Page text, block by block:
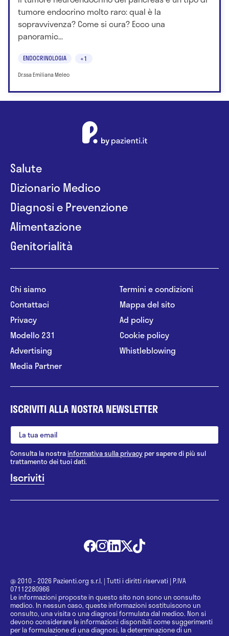
tumore endocrino molto raro: qual è la
sopravvivenza? Come si cura? Ecco una
panoramic...
ENDOCRINOLOGIA +1
Dr.ssa Emiliana Meleo
Salute
Dizionario Medico
Diagnosi e Prevenzione
Alimentazione
Genitorialità
Chi siamo
Contattaci
Privacy
Modello 231
Advertising
Media Partner
Termini e condizioni
Mappa del sito
Ad policy
Cookie policy
Whistleblowing
ISCRIVITI ALLA NOSTRA NEWSLETTER
Consulta la nostrainformativa sulla privacy per sapere di più sul
trattamento dei tuoi dati.
@ 2010 - 2026 Pazienti.org s.r.l. | Tutti i diritti riservati | P.IVA
07112280966
Le informazioni proposte in questo sito non sono un consulto
medico. In nessun caso, queste informazioni sostituiscono un
consulto, una visita o una diagnosi formulata dal medico. Non si
devono considerare le informazioni disponibili come suggerimenti
per la formulazione di una diagnosi, la determinazione di un